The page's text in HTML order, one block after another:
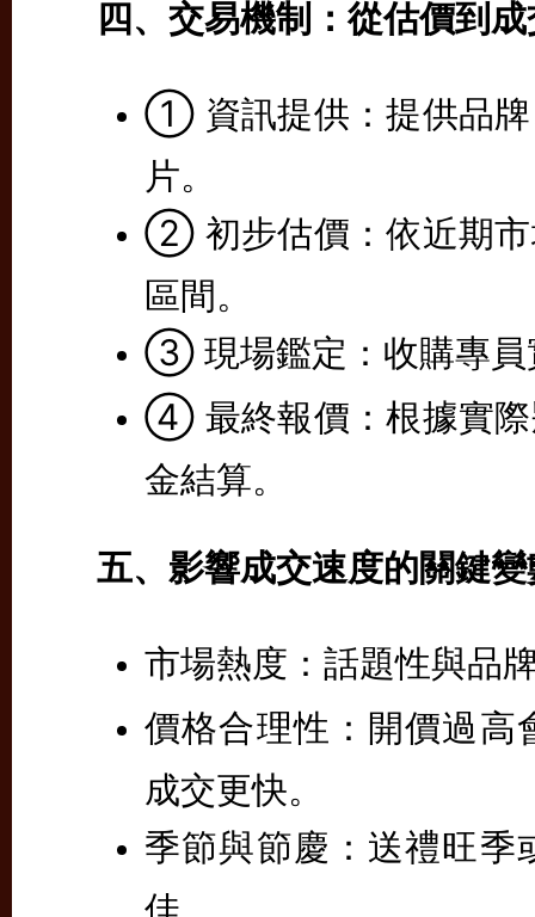
四、交易機制：從估價到
① 資訊提供：提供品
片。
② 初步估價：依近期
區間。
③ 現場鑑定： 收購專
④ 最終報價：根據實
金結算。
五、影響成交速度的關鍵變
市場熱度： 話題性與品
價格合理性： 開價過高
成交更快。
季節與節慶： 送禮旺季
佳。